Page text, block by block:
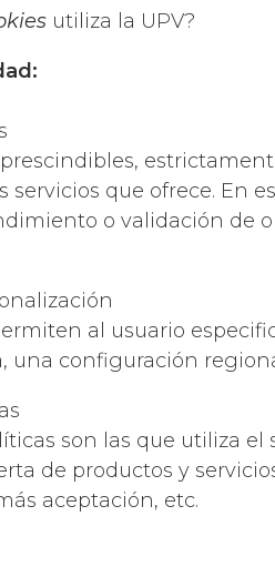
utiliza la UPV?
servicios que ofrece. En
o validación de
al usuario
una configuración
son las que utiliza el
de productos y
aceptación, etc.